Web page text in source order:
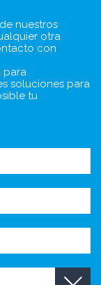
nuestros
otra
con
para
soluciones para
tu